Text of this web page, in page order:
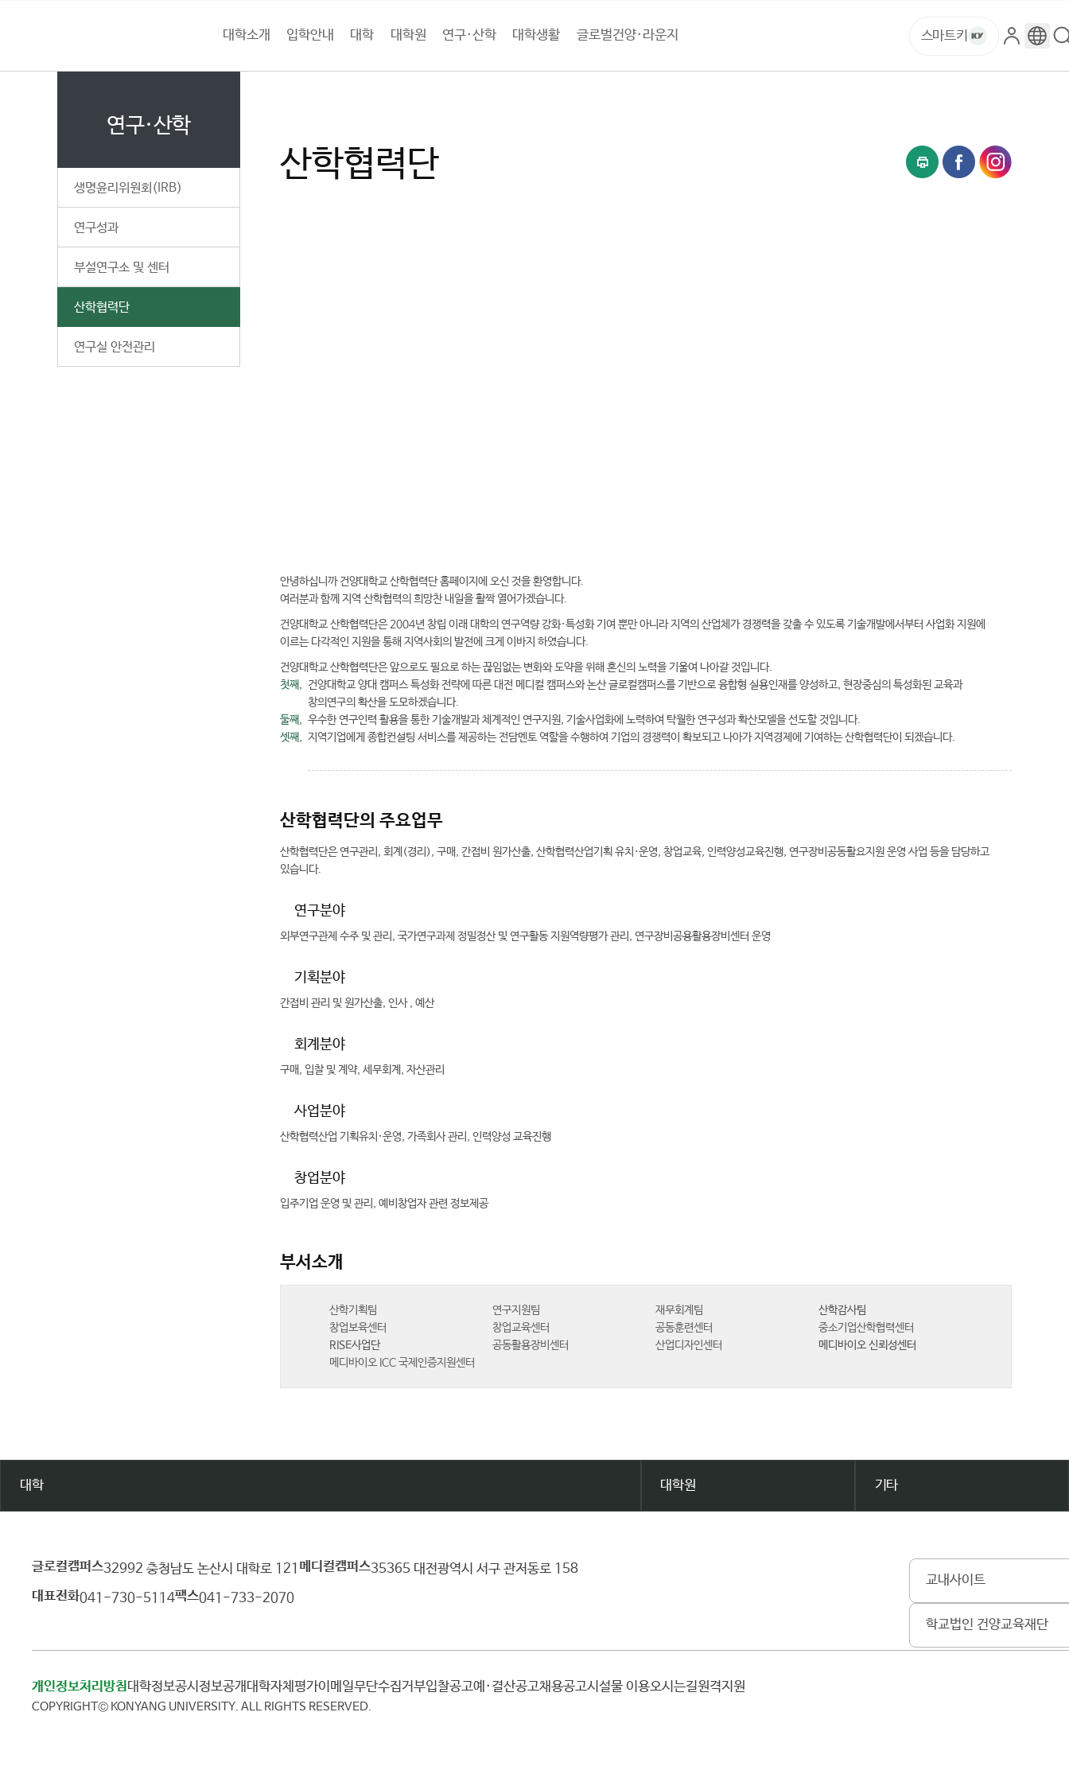
대학소개 입학안내 대학 대학원 연구·산학 대학생활 글로벌건양·라운지 스마트키
로
구
연구·산학
생명윤리위원회(IRB)
연구성과
부설연구소 및 센터
산학협력단
연구실 안전관리
로
산학협력단
안녕하십니까 건양대학교 산학협력단 홈페이지에 오신 것을 환영합니다.
여러분과 함께 지역 산학협력의 희망찬 내일을 활짝 열어가겠습니다.
건양대학교 산학협력단은 2004년 창립 이래 대학의 연구역량 강화·특성화 기여 뿐만 아니라 지역의 산업체가 경쟁력을 갖출 수 있도록 기술개발에서부터 사업화 지원에
이르는 다각적인 지원을 통해 지역사회의 발전에 크게 이바지 하였습니다.
건양대학교 산학협력단은 앞으로도 필요로 하는 끊임없는 변화와 도약을 위해 혼신의 노력을 기울여 나아갈 것입니다.
첫째, 건양대학교 양대 캠퍼스 특성화 전략에 따른 대전 메디컬 캠퍼스와 논산 글로컬캠퍼스를 기반으로 융합형 실용인재를 양성하고, 현장중심의 특성화된 교육과
창의연구의 확산을 도모하겠습니다.
둘째, 우수한 연구인력 활용을 통한 기술개발과 체계적인 연구지원, 기술사업화에 노력하여 탁월한 연구성과 확산모델을 선도할 것입니다.
셋째, 지역기업에게 종합컨설팅 서비스를 제공하는 전담멘토 역할을 수행하여 기업의 경쟁력이 확보되고 나아가 지역경제에 기여하는 산학협력단이 되겠습니다.
산학협력단의 주요업무
산학협력단은 연구관리, 회계(경리), 구매, 간접비 원가산출, 산학협력산업기획 유치·운영, 창업교육, 인력양성교육진행, 연구장비공동활요지원 운영 사업 등을 담당하고
있습니다.
연구분야
외부연구관제 수주 및 관리, 국가연구과제 정밀정산 및 연구활동 지원역량평가 관리, 연구장비공용활용장비센터 운영
기획분야
간접비 관리 및 원가산출, 인사 , 예산
회계분야
구매, 입찰 및 계약, 세무회계, 자산관리
사업분야
산학협력산업 기획유치·운영, 가족회사 관리, 인력양성 교육진행
창업분야
입주기업 운영 및 관리, 예비창업자 관련 정보제공
부서소개
산학기획팀 연구지원팀 재무회계팀
산학감사팀
창업보육센터
창업교육센터 공동훈련센터
중소기업산학협력센터
RISE사업단
공동활용장비센터 산업디자인센터
메디바이오 신뢰성센터
메디바이오 ICC 국제인증지원센터
대학 대학원 기타
건
양
교
글로컬캠퍼스 32992 충청남도 논산시 대학로 121 메디컬캠퍼스 35365 대전광역시 서구 관저동로 158
대표전화 041-730-5114 팩스 041-733-2070
교내사이트
학교법인 건양교육재단
개인정보처리방침 대학정보공시 정보공개 대학자체평가 이메일무단수집거부 입찰공고 예·결산공고 채용공고 시설물 이용 오시는길 원격지원
COPYRIGHT© KONYANG UNIVERSITY. ALL RIGHTS RESERVED.